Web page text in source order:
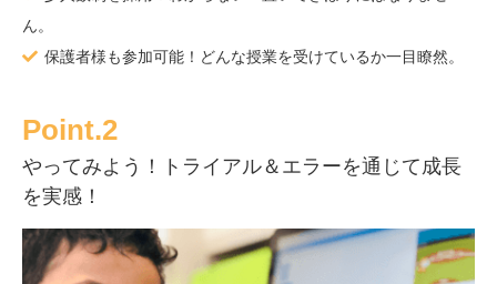
ん。
保護者様も参加可能！どんな授業を受けているか一目瞭然。
Point.2
やってみよう！トライアル＆エラーを通じて成長
を実感！